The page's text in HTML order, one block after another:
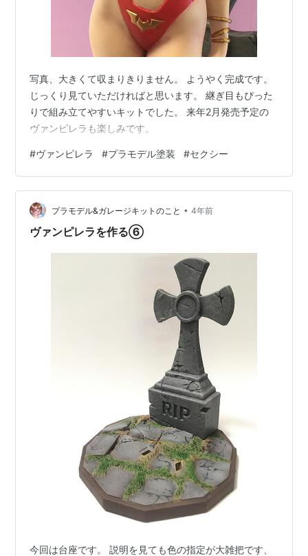
写真、大きくて収まりきりません。 ようやく完成です。
じっくり見ていただければと思います。 継ぎ目もぴった
りで組み立てやすいキットでした。 来年2月発売予定の
ヴァンピレラも楽しみです。
#ヴァンピレラ #プラモデル塗装 #セクシー
プラモデル&ガレージキットのこと • 4年前
ヴァンピレラを作る⑥
今回は台座です。 説明を見ても色の指定が大雑把です、